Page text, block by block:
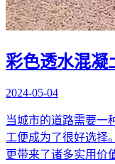
彩色透水混凝
2024-05-04
当城市的道路需要一
工便成为了很好选择
更带来了诸多实用价